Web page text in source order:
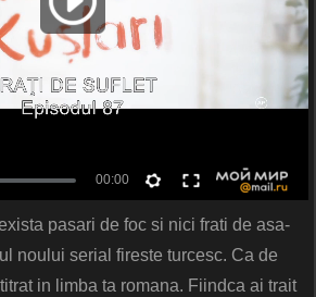
pasari de foc si nici frati de asa-
noului serial fireste turcesc. Ca de
in limba ta romana. Fiindca ai trait